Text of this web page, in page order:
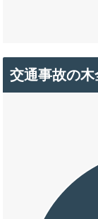
交通事故の